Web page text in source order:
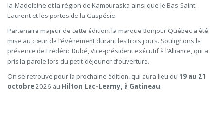
la-Madeleine et la région de Kamouraska ainsi que le Bas-Saint-
Laurent et les portes de la Gaspésie.
Partenaire majeur de cette édition, la marque Bonjour Québec a été
mise au cœur de l’événement durant les trois jours. Soulignons la
présence de Frédéric Dubé, Vice-président exécutif à l’Alliance, qui a
pris la parole lors du petit-déjeuner d’ouverture.
On se retrouve pour la prochaine édition, qui aura lieu du 19 au 21
octobre2026 au Hilton Lac-Leamy, à Gatineau.